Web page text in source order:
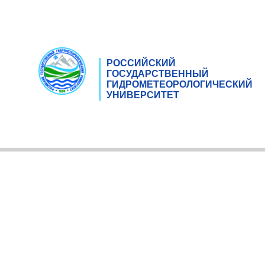
РОССИЙСКИЙ
ГОСУДАРСТВЕННЫЙ
ГИДРОМЕТЕОРОЛОГИЧЕСКИЙ
УНИВЕРСИТЕТ